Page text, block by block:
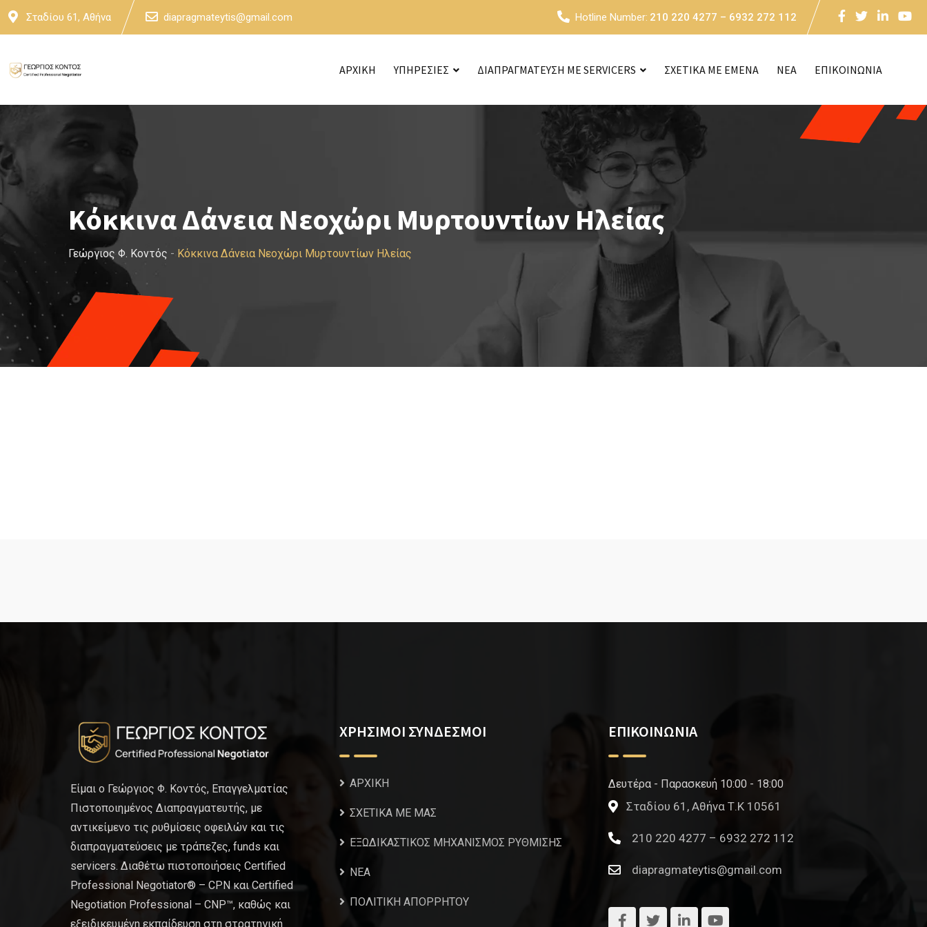
Skip
Σταδίου 61, Αθήνα diapragmateytis@gmail.com Hotline Number: 210 220 4277 – 6932 272 112
ΑΡΧΙΚΗ ΥΠΗΡΕΣΙΕΣ ΔΙΑΠΡΑΓΜΑΤΕΥΣΗ ΜΕ SERVICERS ΣΧΕΤΙΚΑ ΜΕ ΕΜΕΝΑ NEA ΕΠΙΚΟΙΝΩΝΙΑ
Κόκκινα Δάνεια Νεοχώρι Μυρτουντίων Ηλείας
Γεώργιος Φ. Κοντός - Κόκκινα Δάνεια Νεοχώρι Μυρτουντίων Ηλείας
Είμαι ο Γεώργιος Φ. Κοντός, Επαγγελματίας
Πιστοποιημένος Διαπραγματευτής, με
αντικείμενο τις ρυθμίσεις οφειλών και τις
διαπραγματεύσεις με τράπεζες, funds και
servicers. Διαθέτω πιστοποιήσεις Certified
Professional Negotiator® – CPN και Certified
Negotiation Professional – CNP™, καθώς και
εξειδικευμένη εκπαίδευση στη στρατηγική
ΧΡΗΣΙΜΟΙ ΣΥΝΔΕΣΜΟΙ
ΑΡΧΙΚΗ
ΣΧΕΤΙΚΑ ΜΕ ΜΑΣ
ΕΞΩΔΙΚΑΣΤΙΚΟΣ ΜΗΧΑΝΙΣΜΟΣ ΡΥΘΜΙΣΗΣ
NEA
ΠΟΛΙΤΙΚΗ ΑΠΟΡΡΗΤΟΥ
ΕΠΙΚΟΙΝΩΝΙΑ
Δευτέρα - Παρασκευή 10:00 - 18:00
Σταδίου 61, Αθήνα Τ.Κ 10561
210 220 4277 – 6932 272 112
diapragmateytis@gmail.com